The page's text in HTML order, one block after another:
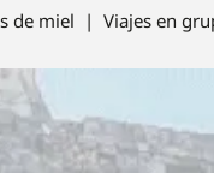
de miel | Viajes en